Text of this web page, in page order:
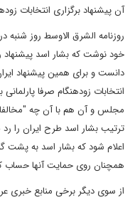
آن پیشنهاد برگزاری انتخابات
روزنامه الشرق الاوسط روز شنبه
خود نوشت که بشار اسد پیشنهاد
دانست و برای همین پیشنهاد
انتخابات زودهنگام صرفا
مجلس و آن هم با آن چه
ترتیب بشار اسد طرح ایران را
اعلام شود که بشار اسد به پشت
همچنان روی حمایت آنها حساب
از سوی دیگر برخی منابع خبری